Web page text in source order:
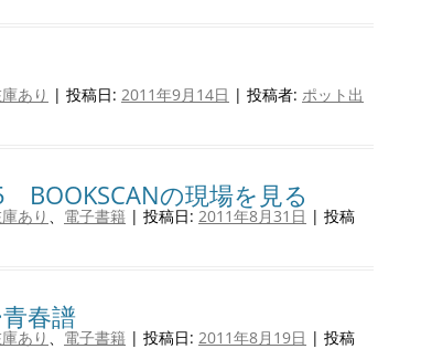
あり | 投稿日: 2011年9月14日 | 投稿者: ポット出
BOOKSCANの現場を見る
あり 、 電子書籍 | 投稿日: 2011年8月31日 | 投稿
春譜
あり 、 電子書籍 | 投稿日: 2011年8月19日 | 投稿